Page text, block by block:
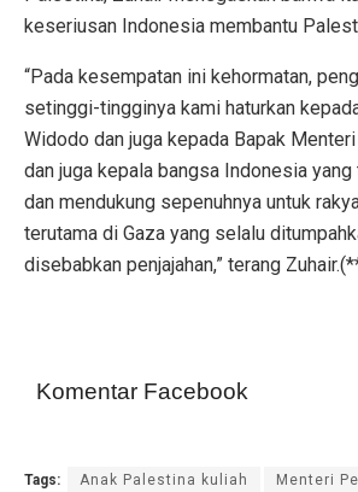
keseriusan Indonesia membantu
“Pada kesempatan ini kehormatan,
setinggi-tingginya kami haturkan
Widodo dan juga kepada Bapak
dan juga kepala bangsa Indonesia
dan mendukung sepenuhnya untuk
terutama di Gaza yang selalu
disebabkan penjajahan,” terang
Komentar Facebook
Tags: Anak Palestina kuliah Menteri